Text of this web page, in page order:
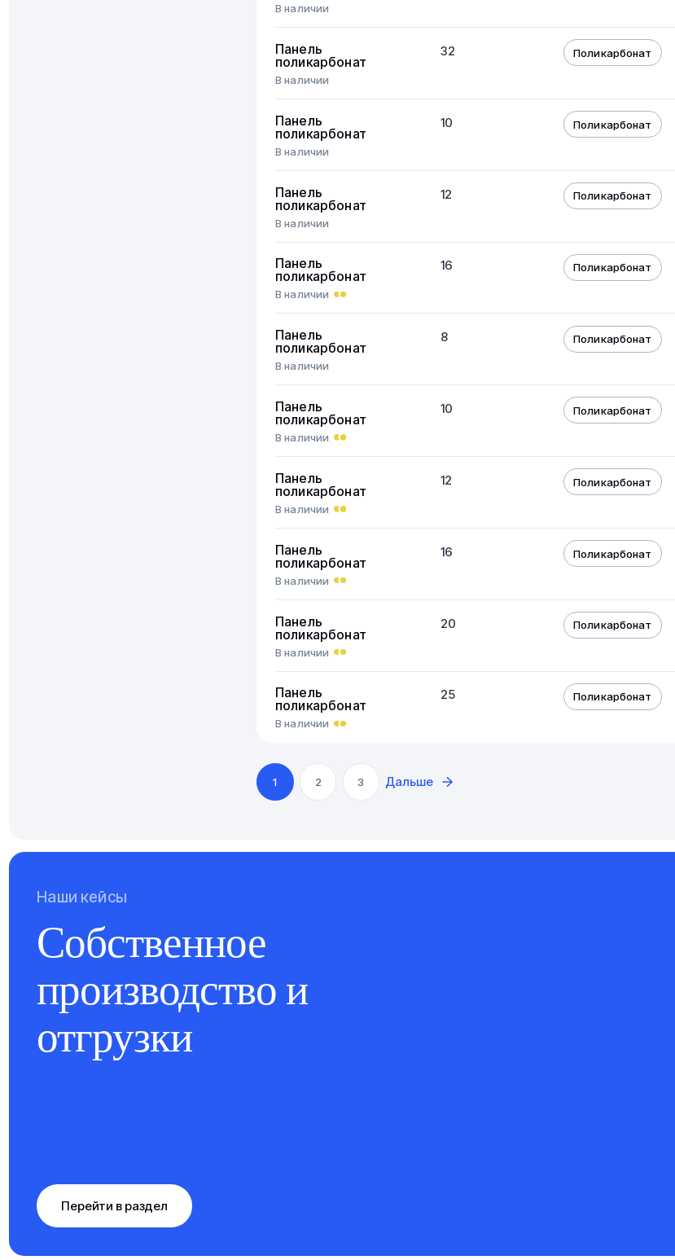
В наличии
Панель
поликарбонат
В наличии
32 Поликарбонат
Панель
поликарбонат
В наличии
10 Поликарбонат
Панель
поликарбонат
В наличии
12 Поликарбонат
Панель
поликарбонат
В наличии
16 Поликарбонат
Панель
поликарбонат
В наличии
8 Поликарбонат
Панель
поликарбонат
В наличии
10 Поликарбонат
Панель
поликарбонат
В наличии
12 Поликарбонат
Панель
поликарбонат
В наличии
16 Поликарбонат
Панель
поликарбонат
В наличии
20 Поликарбонат
Панель
поликарбонат
В наличии
25 Поликарбонат
1 2 3 Дальше
Наши кейсы
Собственное
производство и
отгрузки
Перейти в раздел